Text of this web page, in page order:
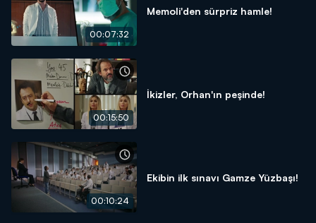
00:07:32
Memoli'den sürpriz hamle!
00:15:50
İkizler, Orhan'ın peşinde!
00:10:24
Ekibin ilk sınavı Gamze Yüzbaşı!